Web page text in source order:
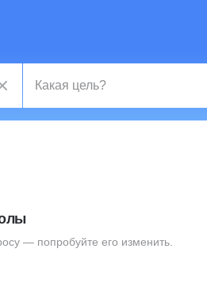
— попробуйте его изменить.